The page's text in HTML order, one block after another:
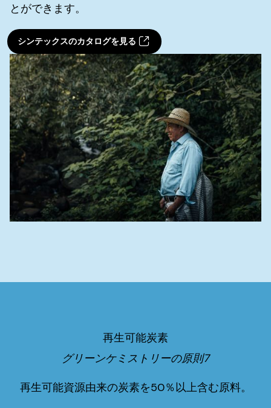
とができます。
シンテックスのカタログを見る
再生可能炭素
グリーンケミストリーの原則7
再生可能資源由来の炭素を50％以上含む原料。